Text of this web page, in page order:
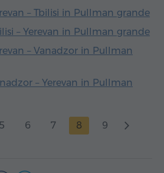
– Tbilisi in Pullman grande
– Yerevan in Pullman grande
– Vanadzor in Pullman
– Yerevan in Pullman
5 6 7 8 9